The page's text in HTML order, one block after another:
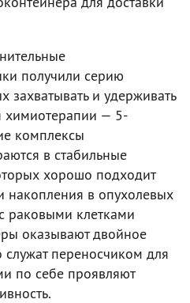
получили серию
и удерживать
химиотерапии — 5-
комплексы
в стабильные
хорошо подходит
накопления в опухолевых
раковыми клетками
оказывают двойное
переносчиком для
по себе проявляют